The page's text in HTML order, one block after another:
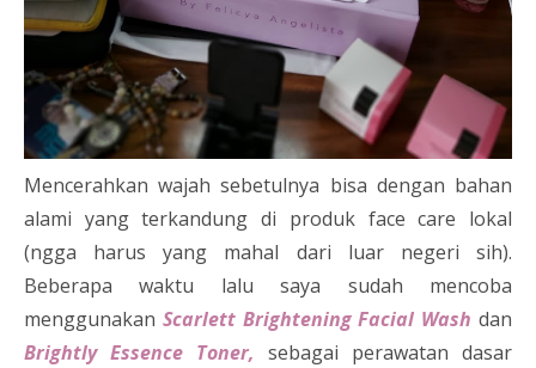
Mencerahkan wajah sebetulnya bisa dengan bahan
alami yang terkandung di produk face care lokal
(ngga harus yang mahal dari luar negeri sih).
Beberapa waktu lalu saya sudah mencoba
menggunakan Scarlett Brightening Facial Washdan
Brightly Essence Toner, sebagai perawatan dasar